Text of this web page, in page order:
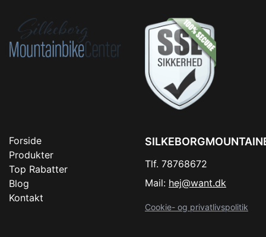
Forside
Produkter
Top Rabatter
Blog
Kontakt
Tlf. 78768672
Mail: hej@want.dk
Cookie- og privatlivspolitik